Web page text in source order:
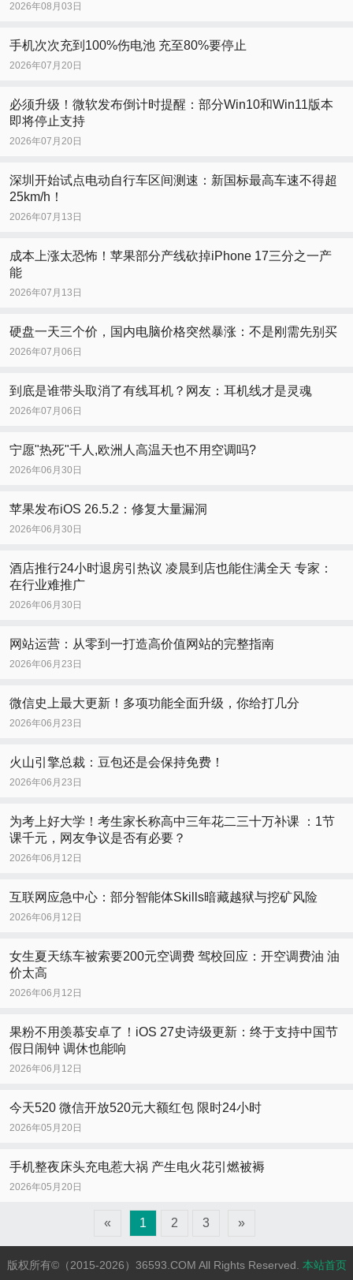
2026年08月03日
手机次次充到100%伤电池 充至80%要停止
2026年07月20日
必须升级！微软发布倒计时提醒：部分Win10和Win11版本
即将停止支持
2026年07月20日
深圳开始试点电动自行车区间测速：新国标最高车速不得超
25km/h！
2026年07月13日
成本上涨太恐怖！苹果部分产线砍掉iPhone 17三分之一产
能
2026年07月13日
硬盘一天三个价，国内电脑价格突然暴涨：不是刚需先别买
2026年07月06日
到底是谁带头取消了有线耳机？网友：耳机线才是灵魂
2026年07月06日
宁愿"热死"千人,欧洲人高温天也不用空调吗?
2026年06月30日
苹果发布iOS 26.5.2：修复大量漏洞
2026年06月30日
酒店推行24小时退房引热议 凌晨到店也能住满全天 专家：
在行业难推广
2026年06月30日
网站运营：从零到一打造高价值网站的完整指南
2026年06月23日
微信史上最大更新！多项功能全面升级，你给打几分
2026年06月23日
火山引擎总裁：豆包还是会保持免费！
2026年06月23日
为考上好大学！考生家长称高中三年花二三十万补课 ：1节
课千元，网友争议是否有必要？
2026年06月12日
互联网应急中心：部分智能体Skills暗藏越狱与挖矿风险
2026年06月12日
女生夏天练车被索要200元空调费 驾校回应：开空调费油 油
价太高
2026年06月12日
果粉不用羡慕安卓了！iOS 27史诗级更新：终于支持中国节
假日闹钟 调休也能响
2026年06月12日
今天520 微信开放520元大额红包 限时24小时
2026年05月20日
手机整夜床头充电惹大祸 产生电火花引燃被褥
2026年05月20日
« 1 2 3 »
版权所有©（2015-2026）36593.COM All Rights Reserved. 本站首页